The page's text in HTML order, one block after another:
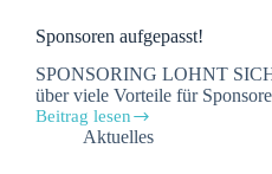
Sponsoren aufgepasst!
SPONSORING LOHNT
über viele Vorteile für
Beitrag lesen
Sponsoren
aufgepasst!Aktuelles